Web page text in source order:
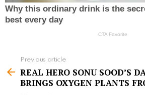
e
Previous article
REAL HERO SONU SOOD’S
BRINGS OXYGEN PLANTS